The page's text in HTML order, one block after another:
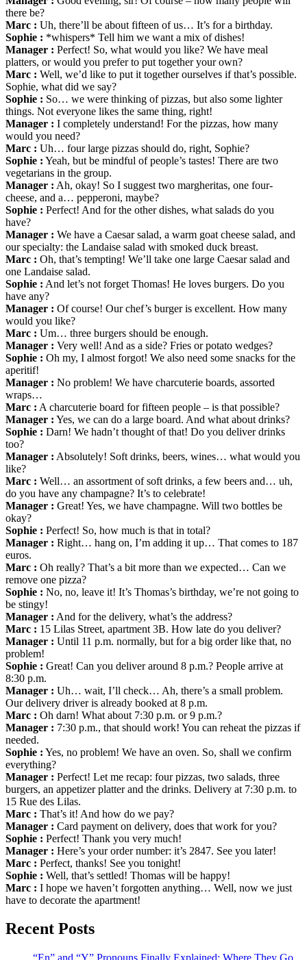
there be?
Marc : Uh, there’ll be about fifteen of us… It’s for a birthday.
Sophie : *whispers* Tell him we want a mix of dishes!
Manager : Perfect! So, what would you like? We have meal
platters, or would you prefer to put together your own?
Marc : Well, we’d like to put it together ourselves if that’s possible.
Sophie, what did we say?
Sophie : So… we were thinking of pizzas, but also some lighter
things. Not everyone likes the same thing, right!
Manager : I completely understand! For the pizzas, how many
would you need?
Marc : Uh… four large pizzas should do, right, Sophie?
Sophie : Yeah, but be mindful of people’s tastes! There are two
vegetarians in the group.
Manager : Ah, okay! So I suggest two margheritas, one four-
cheese, and a… pepperoni, maybe?
Sophie : Perfect! And for the other dishes, what salads do you
have?
Manager : We have a Caesar salad, a warm goat cheese salad, and
our specialty: the Landaise salad with smoked duck breast.
Marc : Oh, that’s tempting! We’ll take one large Caesar salad and
one Landaise salad.
Sophie : And let’s not forget Thomas! He loves burgers. Do you
have any?
Manager : Of course! Our chef’s burger is excellent. How many
would you like?
Marc : Um… three burgers should be enough.
Manager : Very well! And as a side? Fries or potato wedges?
Sophie : Oh my, I almost forgot! We also need some snacks for the
aperitif!
Manager : No problem! We have charcuterie boards, assorted
wraps…
Marc : A charcuterie board for fifteen people – is that possible?
Manager : Yes, we can do a large board. And what about drinks?
Sophie : Darn! We hadn’t thought of that! Do you deliver drinks
too?
Manager : Absolutely! Soft drinks, beers, wines… what would you
like?
Marc : Well… an assortment of soft drinks, a few beers and… uh,
do you have any champagne? It’s to celebrate!
Manager : Great! Yes, we have champagne. Will two bottles be
okay?
Sophie : Perfect! So, how much is that in total?
Manager : Right… hang on, I’m adding it up… That comes to 187
euros.
Marc : Oh really? That’s a bit more than we expected… Can we
remove one pizza?
Sophie : No, no, leave it! It’s Thomas’s birthday, we’re not going to
be stingy!
Manager : And for the delivery, what’s the address?
Marc : 15 Lilas Street, apartment 3B. How late do you deliver?
Manager : Until 11 p.m. normally, but for a big order like that, no
problem!
Sophie : Great! Can you deliver around 8 p.m.? People arrive at
8:30 p.m.
Manager : Uh… wait, I’ll check… Ah, there’s a small problem.
Our delivery driver is already booked at 8 p.m.
Marc : Oh darn! What about 7:30 p.m. or 9 p.m.?
Manager : 7:30 p.m., that should work! You can reheat the pizzas if
needed.
Sophie : Yes, no problem! We have an oven. So, shall we confirm
everything?
Manager : Perfect! Let me recap: four pizzas, two salads, three
burgers, an appetizer platter and the drinks. Delivery at 7:30 p.m. to
15 Rue des Lilas.
Marc : That’s it! And how do we pay?
Manager : Card payment on delivery, does that work for you?
Sophie : Perfect! Thank you very much!
Manager : Here’s your order number: it’s 2847. See you later!
Marc : Perfect, thanks! See you tonight!
Sophie : Well, that’s settled! Thomas will be happy!
Marc : I hope we haven’t forgotten anything… Well, now we just
have to decorate the apartment!
Recent Posts